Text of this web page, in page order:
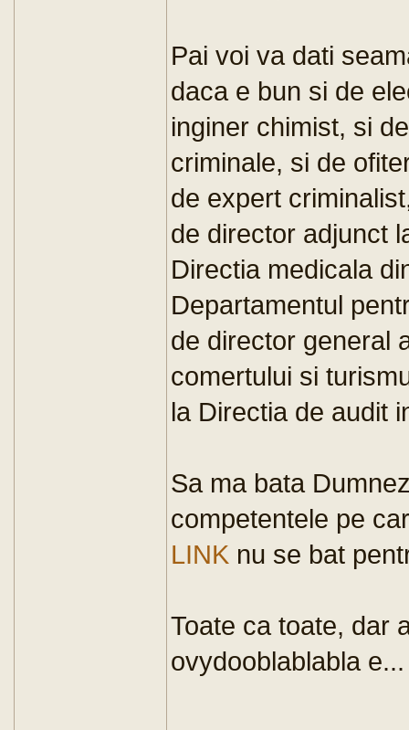
Pai voi va dati
daca e bun si de
inginer chimist, si
criminale, si de
de expert
de director adjunct
Directia medicala
Departamentul
de director general
comertului si
la Directia de audit
Sa ma bata
competentele pe
LINK nu se bat
Toate ca toate, dar
ovydooblablabla